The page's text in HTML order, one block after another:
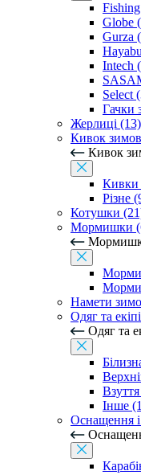
Globe
Gurza
Intech
Select
Гачки
Жерлиці (13)
Кивок
Кивок
Кивки
Різне
Котушки
Мормишки
Намети
Одяг та
Одяг та
Інше
Оснащення